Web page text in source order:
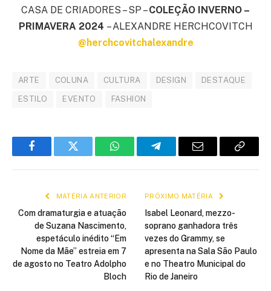
CASA DE CRIADORES – SP –COLEÇÃO INVERNO –
PRIMAVERA 2024 – ALEXANDRE HERCHCOVITCH
@herchcovitchalexandre
ARTE COLUNA CULTURA DESIGN DESTAQUE
ESTILO EVENTO FASHION
FacebookTwitter WhatsAppTelegramE-
Copiar
MATÉRIA ANTERIOR
Com dramaturgia e atuação
de Suzana Nascimento,
espetáculo inédito “Em
Nome da Mãe” estreia em 7
de agosto no Teatro Adolpho
Bloch
PRÓXIMO MATÉRIA
Isabel Leonard, mezzo-
soprano ganhadora três
vezes do Grammy, se
apresenta na Sala São Paulo
e no Theatro Municipal do
Rio de Janeiro